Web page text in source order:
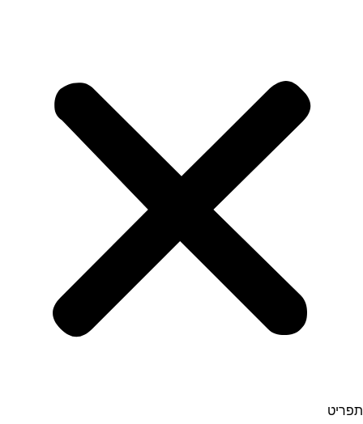
תפריט